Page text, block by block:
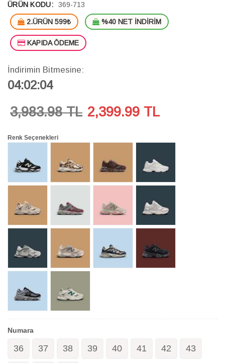
ÜRÜN KODU: 369-713
2.ÜRÜN 599₺ %40 NET İNDİRİM
KAPIDA ÖDEME
İndirimin Bitmesine:
04:02:03
3,983.98 TL 2,399.99 TL
Renk Seçenekleri
Numara
36 37 38 39 40 41 42 43